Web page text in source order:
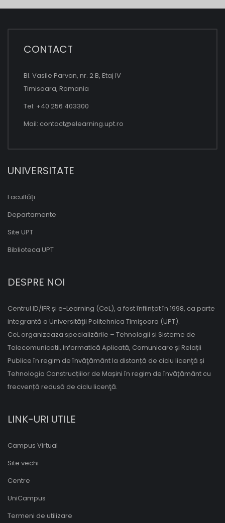
CONTACT
Bl. Vasile Parvan, nr. 2 B, Etaj IV
Timisoara, Romania
Tel: +40 256 403300
Mail: contact@elearning.upt.ro
UNIVERSITATE
Facultăți
Departamente
Site UPT
Biblioteca UPT
DESPRE NOI
Centrul ID/IFR și e-Learning (CeL), a fost înființat în 1998, ca parte
integrantă a Universităţii Politehnica Timişoara (UPT).
CeL organizeaza specializările – Tehnologii si Sisteme de
Telecomunicatii, Informatică Aplicată, Comunicare și Relații
Publice în regim de învăţământ la distanță de ciclu licenţă și
Tehnologia Construcțiilor de Mașini în regim de învățământ cu
frecvență redusă de ciclu licenţă.
LINK-URI UTILE
Campus Virtual
Site vechi
Centre
UniCampus
Termeni de utilizare